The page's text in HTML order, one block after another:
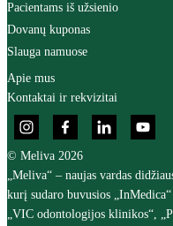
Pacientams iš užsienio
Dovanų kuponas
Slauga namuose
Apie mus
Kontaktai ir rekvizitai
© Meliva 2026
„Meliva“ – naujas vardas
kurį sudaro buvusios
„VIC odontologijos klinikos“,